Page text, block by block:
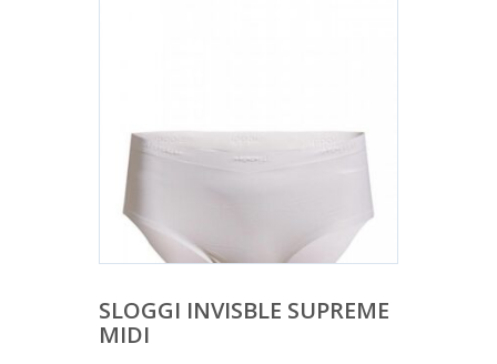
SLOGGI INVISBLE SUPREME
MIDI